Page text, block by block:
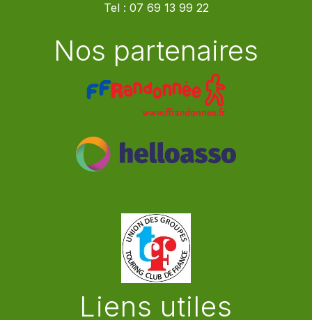
Tel : 07 69 13 99 22
Nos partenaires
Liens utiles